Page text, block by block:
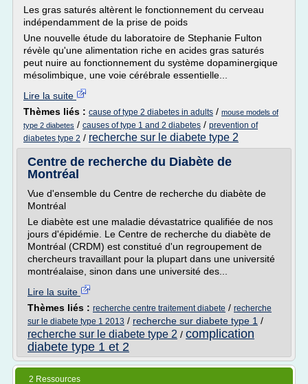
Les gras saturés altèrent le fonctionnement du cerveau
indépendamment de la prise de poids
Une nouvelle étude du laboratoire de Stephanie Fulton
révèle qu'une alimentation riche en acides gras saturés
peut nuire au fonctionnement du système dopaminergique
mésolimbique, une voie cérébrale essentielle...
Lire la suite
Thèmes liés : cause of type 2 diabetes in adults / mouse models of
type 2 diabetes / causes of type 1 and 2 diabetes / prevention of
diabetes type 2 / recherche sur le diabete type 2
Centre de recherche du Diabète de
Montréal
Vue d'ensemble du Centre de recherche du diabète de
Montréal
Le diabète est une maladie dévastatrice qualifiée de nos
jours d'épidémie. Le Centre de recherche du diabète de
Montréal (CRDM) est constitué d'un regroupement de
chercheurs travaillant pour la plupart dans une université
montréalaise, sinon dans une université des...
Lire la suite
Thèmes liés : recherche centre traitement diabete / recherche
sur le diabete type 1 2013 / recherche sur diabete type 1 /
recherche sur le diabete type 2 / complication
diabete type 1 et 2
2 Ressources